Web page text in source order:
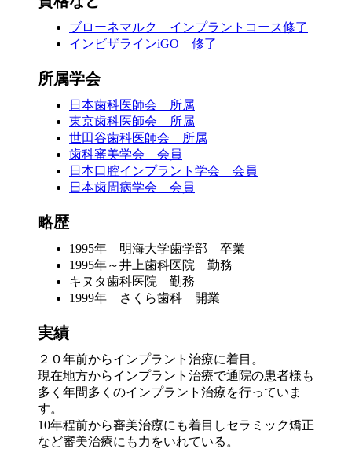
ブローネマルク インプラントコース修了
インビザラインiGO 修了
所属学会
日本歯科医師会 所属
東京歯科医師会 所属
世田谷歯科医師会 所属
歯科審美学会 会員
日本口腔インプラント学会 会員
日本歯周病学会 会員
略歴
1995年 明海大学歯学部 卒業
1995年～井上歯科医院 勤務
キヌタ歯科医院 勤務
1999年 さくら歯科 開業
実績
２０年前からインプラント治療に着目。
現在地方からインプラント治療で通院の患者様も
多く年間多くのインプラント治療を行っていま
す。
10年程前から審美治療にも着目しセラミック矯正
など審美治療にも力をいれている。